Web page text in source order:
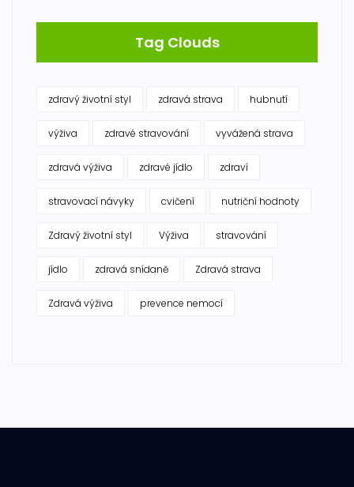
Tag Clouds
zdravý životní styl zdravá strava hubnutí
výživa zdravé stravování vyvážená strava
zdravá výživa zdravé jídlo zdraví
stravovací návyky cvičení nutriční hodnoty
Zdravý životní styl Výživa stravování
jídlo zdravá snídaně Zdravá strava
Zdravá výživa prevence nemocí